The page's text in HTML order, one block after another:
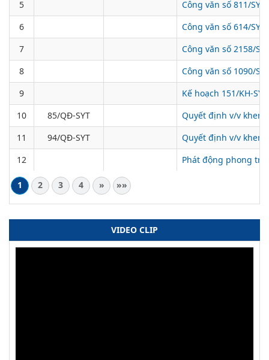
5
Công văn số 811/
6
Công văn số 614/
7
Công văn số 2158/
8
Công văn số 1090/
9
Kế hoạch 151/KH-
10
85/QĐ-SYT
Quyết định v/v khen
11
94/QĐ-SYT
Quyết định v/v khen
12
Phát động phong
1 2 3 4 » »»
VIDEO CLIP